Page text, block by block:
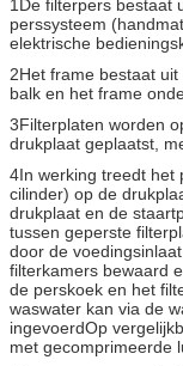
1De filterpers bestaat
perssysteem
elektrische
2Het frame bestaat
balk en het frame
3Filterplaten worden
drukplaat geplaatst,
4In werking treedt het
cilinder) op de
drukplaat en de
tussen geperste
door de
filterkamers bewaard
de perskoek en het
waswater kan via de
ingevoerdOp
met gecomprimeerde